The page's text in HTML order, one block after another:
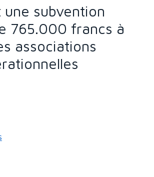
subvention
765.000 francs à
associations